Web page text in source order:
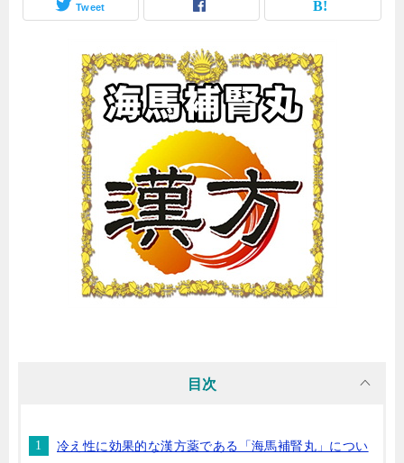
Tweet
目次
冷え性に効果的な漢方薬である「海馬補腎丸」につい